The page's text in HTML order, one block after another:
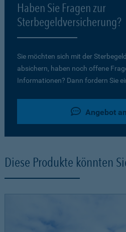
Haben Sie Fragen zur
Sterbegeldversicherung?
Sie möchten sich mit der
absichern, haben noch offene
Informationen? Dann fordern Sie
Angebot
Diese Produkte könnten